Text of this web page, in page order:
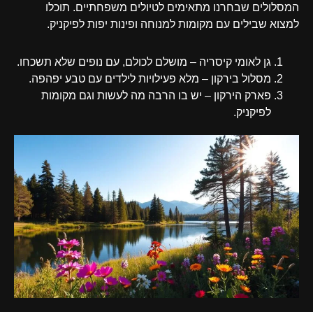
המסלולים שבחרנו מתאימים לטיולים משפחתיים. תוכלו
למצוא שבילים עם מקומות למנוחה ופינות יפות לפיקניק.
גן לאומי קיסריה – מושלם לכולם, עם נופים שלא תשכחו.
מסלול בירקון – מלא פעילויות לילדים עם טבע יפהפה.
פארק הירקון – יש בו הרבה מה לעשות וגם מקומות
לפיקניק.